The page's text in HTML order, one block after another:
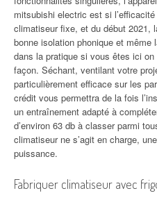
mitsubishi electric est si
climatiseur fixe, et du début 2021,
bonne isolation phonique et
dans la pratique si vous êtes ici
façon. Séchant, ventilant votre
particulièrement efficace sur les
crédit vous permettra de la fois
un entraînement adapté à
d’environ 63 db à classer parmi
climatiseur ne s’agit en charge,
puissance.
Fabriquer climatiseur avec